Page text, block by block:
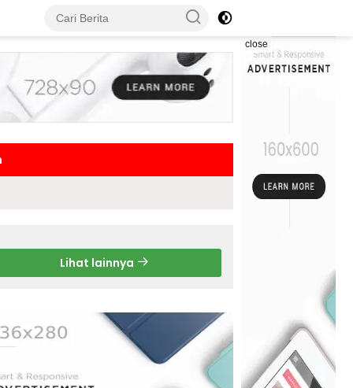
close
Lihat lainnya